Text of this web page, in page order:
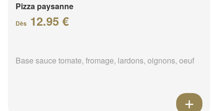
Pizza paysanne
Dès 12.95 €
Base sauce tomate, fromage, lardons, oignons, oeuf